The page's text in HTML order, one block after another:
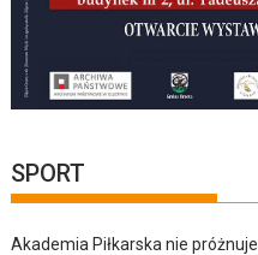
SPORT
Akademia Piłkarska nie próżnuje